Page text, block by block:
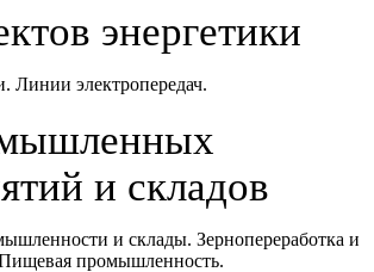
энергетики
Линии электропередач.
и складов
и склады. Зернопереработка и
промышленность.